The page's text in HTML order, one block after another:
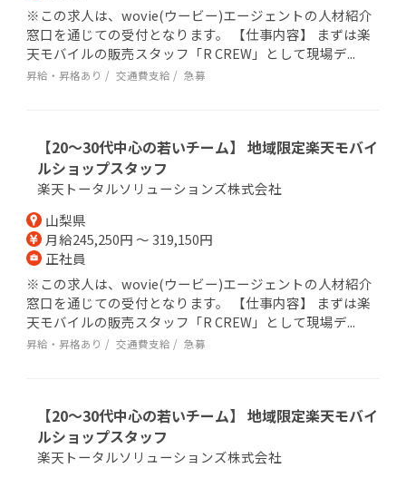
※この求人は、wovie(ウービー)エージェントの人材紹介
窓口を通じての受付となります。 【仕事内容】 まずは楽
天モバイルの販売スタッフ「R CREW」として現場デ...
昇給・昇格あり 交通費支給 急募
【20～30代中心の若いチーム】 地域限定楽天モバイ
ルショップスタッフ
楽天トータルソリューションズ株式会社
山梨県
月給245,250円 ～ 319,150円
正社員
※この求人は、wovie(ウービー)エージェントの人材紹介
窓口を通じての受付となります。 【仕事内容】 まずは楽
天モバイルの販売スタッフ「R CREW」として現場デ...
昇給・昇格あり 交通費支給 急募
【20～30代中心の若いチーム】 地域限定楽天モバイ
ルショップスタッフ
楽天トータルソリューションズ株式会社